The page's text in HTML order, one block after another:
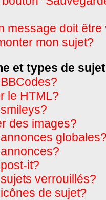
message doit être
mon sujet?
et types de sujet
le HTML?
des images?
it?
verrouillés?
de sujet?